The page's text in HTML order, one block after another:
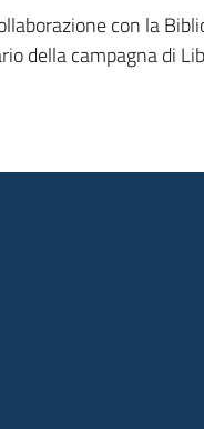
con la
della campagna di